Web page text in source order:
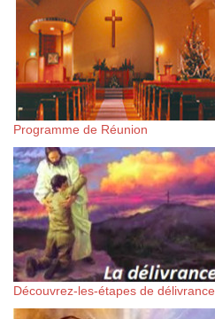
Programme de Réunion
Découvrez-les-étapes de délivrance